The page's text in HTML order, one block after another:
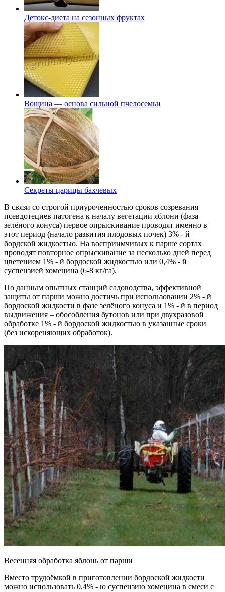
Детокс-диета на сезонных фруктах
Вощина — основа сильной пчелосемьи
Секреты царицы бахчевых
В связи со строгой приуроченностью сроков созревания
псевдотециев патогена к началу вегетации яблони (фаза
зелёного конуса) первое опрыскивание проводят именно в
этот период (начало развития плодовых почек) 3% - й
бордской жидкостью. На восприимчивых к парше сортах
проводят повторное опрыскивание за несколько дней перед
цветением 1% - й бордоской жидкостью или 0,4% - й
суспензией хомецина (6-8 кг/га).
По данным опытных станций садоводства, эффективной
защиты от парши можно достичь при использовании 2% - й
бордоской жидкости в фазе зелёного конуса и 1% - й в период
выдвижения – обособления бутонов или при двухразовой
обработке 1% - й бордоской жидкостью в указанные сроки
(без искореняющих обработок).
Весенняя обработка яблонь от парши
Вместо трудоёмкой в приготовлении бордоской жидкости
можно использовать 0,4% - ю суспензию хомецина в смеси с